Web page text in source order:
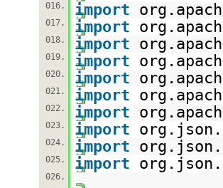
016.
import
017. import
018. import
019. import
020. import
021. import
022. import
023. import
024. import
025. import
026.